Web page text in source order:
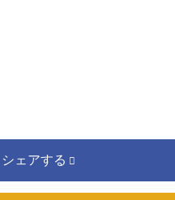
シェアする